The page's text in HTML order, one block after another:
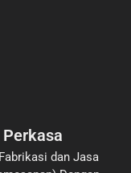
dan Jasa